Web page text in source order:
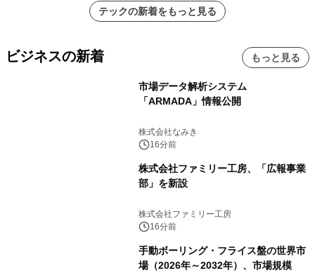
テックの新着をもっと見る
ビジネスの新着 もっと見る
市場データ解析システム
「ARMADA」情報公開
株式会社なみき
16分前
株式会社ファミリー工房、「広報事業
部」を新設
株式会社ファミリー工房
16分前
手動ボーリング・フライス盤の世界市
場（2026年～2032年）、市場規模